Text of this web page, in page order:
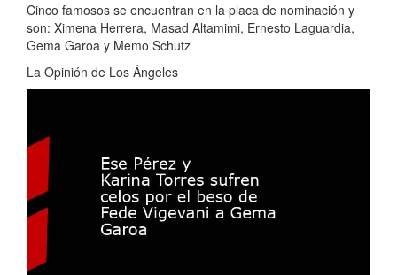
Cinco famosos se encuentran en la placa de nominación y
son: Ximena Herrera, Masad Altamimi, Ernesto Laguardia,
Gema Garoa y Memo Schutz
La Opinión de Los Ángeles